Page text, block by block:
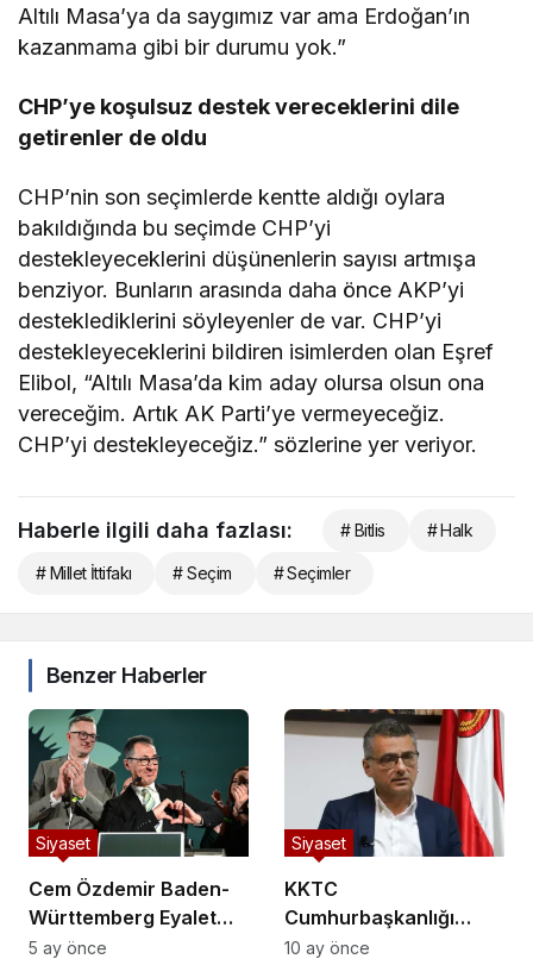
Altılı Masa’ya da saygımız var ama Erdoğan’ın
kazanmama gibi bir durumu yok.”
CHP’ye koşulsuz destek vereceklerini dile
getirenler de oldu
CHP’nin son seçimlerde kentte aldığı oylara
bakıldığında bu seçimde CHP’yi
destekleyeceklerini düşünenlerin sayısı artmışa
benziyor. Bunların arasında daha önce AKP’yi
desteklediklerini söyleyenler de var. CHP’yi
destekleyeceklerini bildiren isimlerden olan Eşref
Elibol, “Altılı Masa’da kim aday olursa olsun ona
vereceğim. Artık AK Parti’ye vermeyeceğiz.
CHP’yi destekleyeceğiz.” sözlerine yer veriyor.
Haberle ilgili daha fazlası: # Bitlis # Halk
# Millet İttifakı # Seçim # Seçimler
Benzer Haberler
Cem Özdemir Baden-
Württemberg Eyalet
Başkanı Olmaya
Siyaset
5 ay önce
KKTC
Cumhurbaşkanlığı
Seçimini Tufan
Siyaset
10 ay önce